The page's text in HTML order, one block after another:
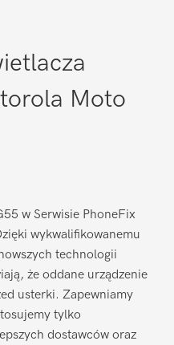
Moto
w Serwisie PhoneFix
wykwalifikowanemu
technologii
że oddane urządzenie
usterki. Zapewniamy
tylko
dostawców oraz